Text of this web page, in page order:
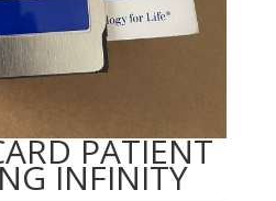
PATIENT
INFINITY